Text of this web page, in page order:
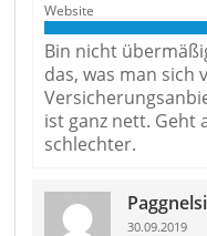
Website
Bin nicht
das, was man sich
ist ganz nett. Geht
schlechter.
30.09.2019